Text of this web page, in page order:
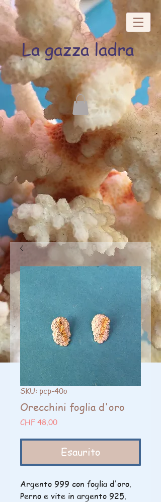
La gazza ladra
SKU: pcp-40o
Orecchini foglia d'oro
CHF 48.00Prezzo
Esaurito
Argento 999 con foglia d'oro.
Perno e vite in argento 925.